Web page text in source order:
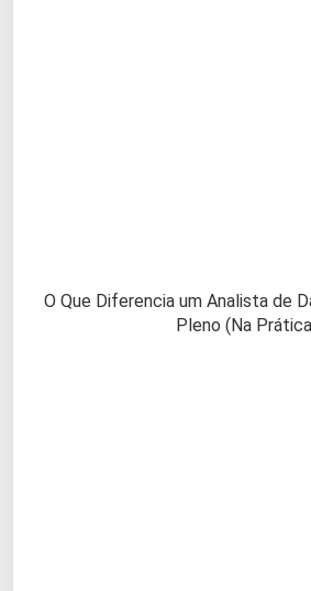
O Que Diferencia um Analista de
Pleno (Na